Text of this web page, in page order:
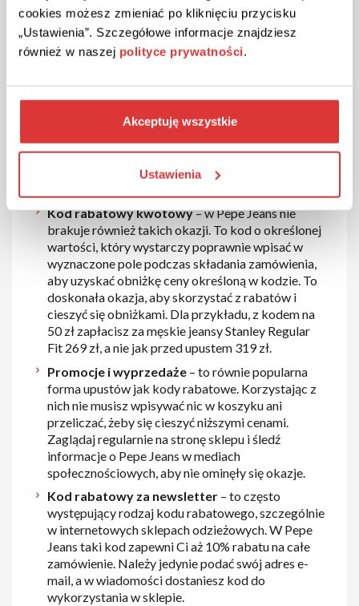
cookies możesz zmieniać po kliknięciu przycisku
„Ustawienia”. Szczegółowe informacje znajdziesz
również w naszej polityce prywatności.
Akceptuję wszystkie
Ustawienia
Kod rabatowy procentowy– to
najpopularniejszy rodzaj kodu rabatowego, dzięki
może dotyczyć zarówno poszczególnych
produktów, jak i całych kategorii artykułów.
Przykładowo, jeżeli korzystamy z kodu
obniżona właśnie o tę wartość procentową. Ze
zniżką 50 zł ażurowa bawełniana bluzka wyniesie
Kod rabatowy kwotowy– w Pepe Jeans nie
brakuje również takich okazji. To kod o określonej
wartości, który wystarczy poprawnie wpisać w
wyznaczone pole podczas składania zamówienia,
aby uzyskać obniżkę ceny określoną w kodzie. To
doskonała okazja, aby skorzystać z rabatów i
cieszyć się obniżkami. Dla przykładu, z kodem na
50 zł zapłacisz za męskie jeansy Stanley Regular
Fit 269 zł, a nie jak przed upustem 319 zł.
Promocje i wyprzedaże– to równie popularna
forma upustów jak kody rabatowe. Korzystając z
nich nie musisz wpisywać nic w koszyku ani
przeliczać, żeby się cieszyć niższymi cenami.
Zaglądaj regularnie na stronę sklepu i śledź
informacje o Pepe Jeans w mediach
społecznościowych, aby nie ominęły się okazje.
Kod rabatowy za newsletter– to często
występujący rodzaj kodu rabatowego, szczególnie
w internetowych sklepach odzieżowych. W Pepe
Jeans taki kod zapewni Ci aż 10% rabatu na całe
zamówienie. Należy jedynie podać swój adres e-
mail, a w wiadomości dostaniesz kod do
wykorzystania w sklepie.